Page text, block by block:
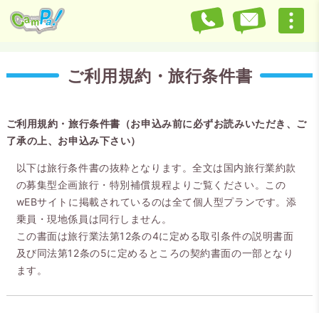
ご利用規約・旅行条件書
ご利用規約・旅行条件書（お申込み前に必ずお読みいただき、ご
了承の上、お申込み下さい）
以下は旅行条件書の抜粋となります。全文は国内旅行業約款
の募集型企画旅行・特別補償規程よりご覧ください。この
wEBサイトに掲載されているのは全て個人型プランです。添
乗員・現地係員は同行しません。
この書面は旅行業法第12条の4に定める取引条件の説明書面
及び同法第12条の5に定めるところの契約書面の一部となり
ます。